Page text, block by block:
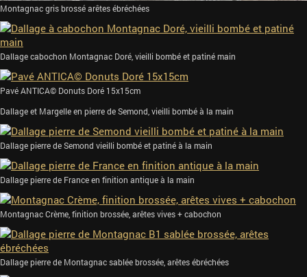
Montagnac gris brossé arêtes ébréchées
Dallage cabochon Montagnac Doré, vieilli bombé et patiné main
Pavé ANTICA© Donuts Doré 15x15cm
Dallage et Margelle en pierre de Semond, vieilli bombé à la main
Dallage pierre de Semond vieilli bombé et patiné à la main
Dallage pierre de France en finition antique à la main
Montagnac Crème, finition brossée, arêtes vives + cabochon
Dallage pierre de Montagnac sablée brossée, arêtes ébréchées